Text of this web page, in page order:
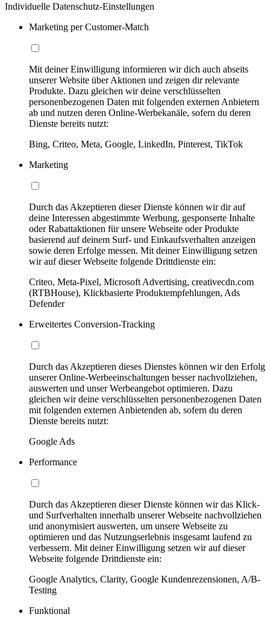
Individuelle Datenschutz-Einstellungen
Marketing per Customer-Match
Mit deiner Einwilligung informieren wir dich auch abseits
unserer Website über Aktionen und zeigen dir relevante
Produkte. Dazu gleichen wir deine verschlüsselten
personenbezogenen Daten mit folgenden externen Anbietern
ab und nutzen deren Online-Werbekanäle, sofern du deren
Dienste bereits nutzt:
Bing, Criteo, Meta, Google, LinkedIn, Pinterest, TikTok
Marketing
Durch das Akzeptieren dieser Dienste können wir dir auf
deine Interessen abgestimmte Werbung, gesponserte Inhalte
oder Rabattaktionen für unsere Webseite oder Produkte
basierend auf deinem Surf- und Einkaufsverhalten anzeigen
sowie deren Erfolge messen. Mit deiner Einwilligung setzen
wir auf dieser Webseite folgende Drittdienste ein:
Criteo, Meta-Pixel, Microsoft Advertising, creativecdn.com
(RTBHouse), Klickbasierte Produktempfehlungen, Ads
Defender
Erweitertes Conversion-Tracking
Durch das Akzeptieren dieses Dienstes können wir den Erfolg
unserer Online-Werbeeinschaltungen besser nachvollziehen,
auswerten und unser Werbeangebot optimieren. Dazu
gleichen wir deine verschlüsselten personenbezogenen Daten
mit folgenden externen Anbietenden ab, sofern du deren
Dienste bereits nutzt:
Google Ads
Performance
Durch das Akzeptieren dieser Dienste können wir das Klick-
und Surfverhalten innerhalb unserer Webseite nachvollziehen
und anonymisiert auswerten, um unsere Webseite zu
optimieren und das Nutzungserlebnis insgesamt laufend zu
verbessern. Mit deiner Einwilligung setzen wir auf dieser
Webseite folgende Drittdienste ein:
Google Analytics, Clarity, Google Kundenrezensionen, A/B-
Testing
Funktional